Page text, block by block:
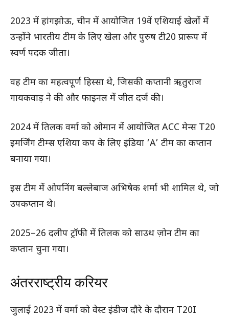
2023 में हांगझोऊ, चीन में आयोजित 19वें एशियाई खेलों में
उन्होंने भारतीय टीम के लिए खेला और पुरुष टी20 प्रारूप में
स्वर्ण पदक जीता।
वह टीम का महत्वपूर्ण हिस्सा थे, जिसकी कप्तानी ऋतुराज
गायकवाड़ ने की और फाइनल में जीत दर्ज की।
2024 में तिलक वर्मा को ओमान में आयोजित ACC मेन्स T20
इमर्जिंग टीम्स एशिया कप के लिए इंडिया ‘A’ टीम का कप्तान
बनाया गया।
इस टीम में ओपनिंग बल्लेबाज अभिषेक शर्मा भी शामिल थे, जो
उपकप्तान थे।
2025–26 दलीप ट्रॉफी में तिलक को साउथ ज़ोन टीम का
कप्तान चुना गया।
अंतरराष्ट्रीय करियर
जुलाई 2023 में वर्मा को वेस्ट इंडीज दौरे के दौरान T20I